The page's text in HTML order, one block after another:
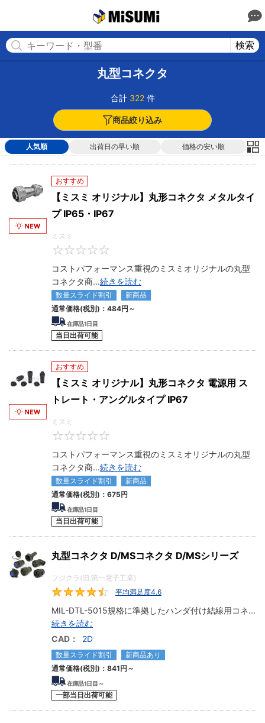
検索
丸型コネクタ
合計 322件
商品絞り込み
人気順 出荷日の早い順 価格の安い順
おすすめ
【ミスミ オリジナル】丸形コネクタ メタルタイ
プ IP65・IP67
ミスミ
コストパフォーマンス重視のミスミオリジナルの丸型
コネクタ商...続きを読む
数量スライド割引
新商品
通常価格(税別)： 484円 ～
在庫品1日目
当日出荷可能
おすすめ
【ミスミ オリジナル】丸形コネクタ 電源用 ス
トレート・アングルタイプ IP67
ミスミ
コストパフォーマンス重視のミスミオリジナルの丸型
コネクタ商...続きを読む
数量スライド割引
新商品
通常価格(税別)： 675円
在庫品1日目
当日出荷可能
丸型コネクタ D/MSコネクタ D/MSシリーズ
フジクラ(旧:第一電子工業)
平均満足度4.6
MIL-DTL-5015規格に準拠したハンダ付け結線用コネ...
続きを読む
CAD：
2D
数量スライド割引
新商品あり
通常価格(税別)： 841円 ～
在庫品1日目～
一部当日出荷可能